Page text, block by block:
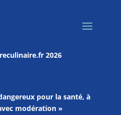
2026
pour la santé, à
modération »